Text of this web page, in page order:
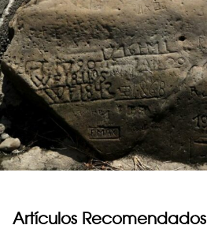
Artículos Recomendados